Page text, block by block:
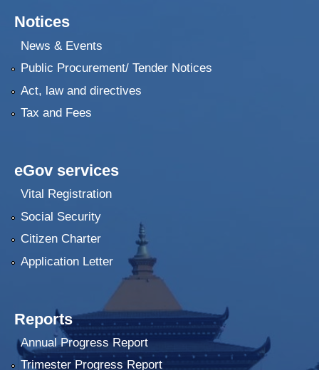
Notices
News & Events
Public Procurement/ Tender Notices
Act, law and directives
Tax and Fees
eGov services
Vital Registration
Social Security
Citizen Charter
Application Letter
Reports
Annual Progress Report
Trimester Progress Report